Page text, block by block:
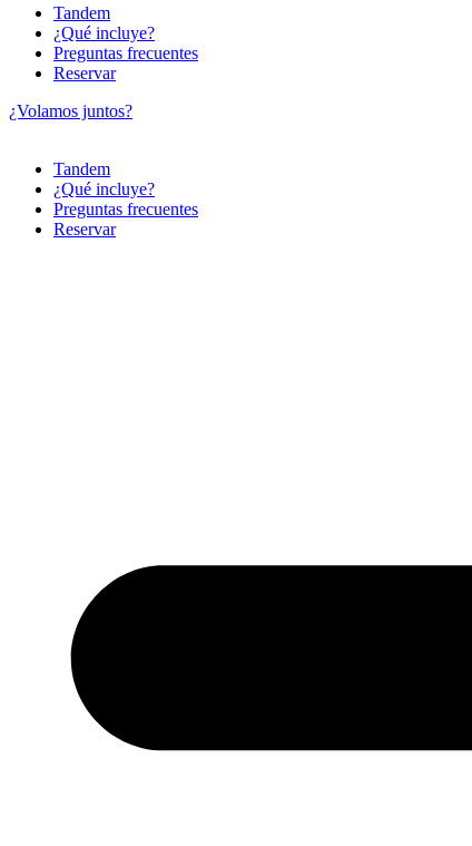
Tandem
¿Qué incluye?
Preguntas frecuentes
Reservar
¿Volamos juntos?
Tandem
¿Qué incluye?
Preguntas frecuentes
Reservar